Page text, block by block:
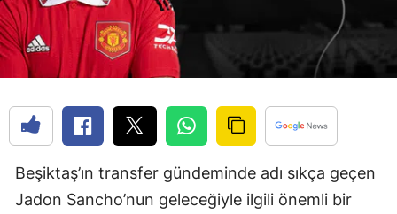
Beşiktaş’ın transfer gündeminde adı sıkça geçen
Jadon Sancho’nun geleceğiyle ilgili önemli bir